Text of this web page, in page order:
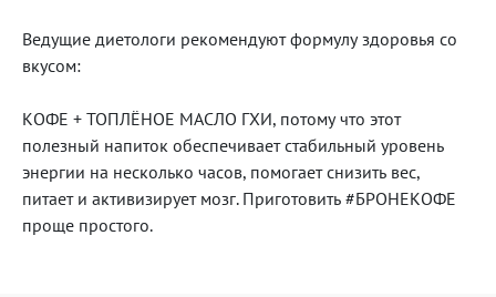
Ведущие диетологи рекомендуют формулу здоровья со
вкусом:
КОФЕ + ТОПЛЁНОЕ МАСЛО ГХИ, потому что этот
полезный напиток обеспечивает стабильный уровень
энергии на несколько часов, помогает снизить вес,
питает и активизирует мозг. Приготовить #БРОНЕКОФЕ
проще простого.